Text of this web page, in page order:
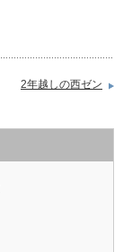
2年越しの西ゼン